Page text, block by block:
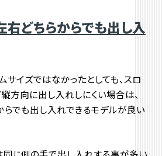
どちらからでも出し入
サイズではなかったとしても、スロ
方向に出し入れしにくい場合は、
でも出し入れできるモデルが良い